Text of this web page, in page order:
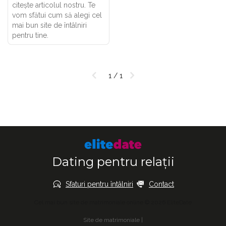
citește articolul nostru. Te
vom sfătui cum să alegi cel
mai bun site de întâlniri
pentru tine.
1 / 1
Dating pentru relații
Sfaturi pentru întâlniri Contact
Site de matrimoniale